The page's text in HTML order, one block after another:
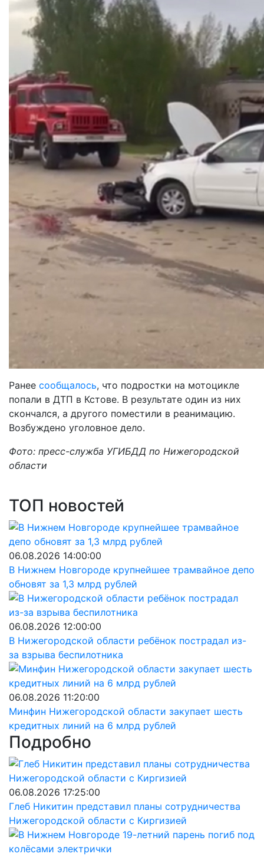
Ранее сообщалось, что подростки на мотоцикле
попали в ДТП в Кстове. В результате один из них
скончался, а другого поместили в реанимацию.
Возбуждено уголовное дело.
Фото: пресс-служба УГИБДД по Нижегородской
области
ТОП новостей
06.08.2026 14:00:00
В Нижнем Новгороде крупнейшее трамвайное депо
обновят за 1,3 млрд рублей
06.08.2026 12:00:00
В Нижегородской области ребёнок пострадал из-
за взрыва беспилотника
06.08.2026 11:20:00
Минфин Нижегородской области закупает шесть
кредитных линий на 6 млрд рублей
Подробно
06.08.2026 17:25:00
Глеб Никитин представил планы сотрудничества
Нижегородской области с Киргизией